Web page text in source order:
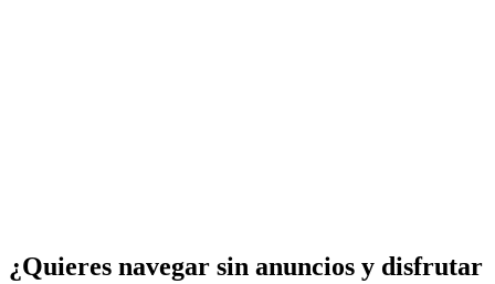
¿Quieres navegar sin anuncios y disfrutar